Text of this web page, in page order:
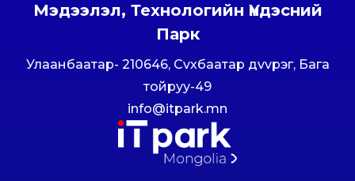
Мэдээлэл, Технологийн Үндэсний
Парк
Улаанбаатар- 210646, Сvхбаатар дvvрэг, Бага
тойруу-49
info@itpark.mn